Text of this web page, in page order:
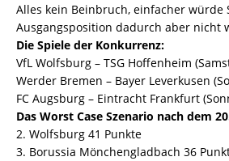
Alles kein Beinbruch, einfacher würde
Ausgangsposition dadurch aber nicht
Die Spiele der Konkurrenz:
VfL Wolfsburg – TSG Hoffenheim
Werder Bremen – Bayer Leverkusen
FC Augsburg – Eintracht Frankfurt
Das Worst Case Szenario nach dem
2. Wolfsburg 41 Punkte
3. Borussia Mönchengladbach 36